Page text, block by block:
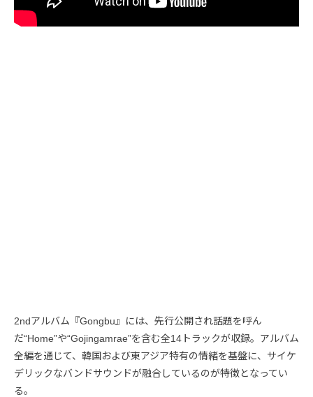
2ndアルバム『Gongbu』には、先行公開され話題を呼ん
だ“Home”や“Gojingamrae”を含む全14トラックが収録。アルバム
全編を通じて、韓国および東アジア特有の情緒を基盤に、サイケ
デリックなバンドサウンドが融合しているのが特徴となってい
る。